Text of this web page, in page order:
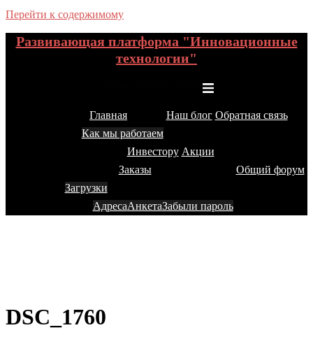
Перейти к содержимому
Развивающая платформа "Инновационные
технологии"
Главная
Как мы работаем
Наш блог Обратная связь
Инвестору Акции
Заказы
Загрузки
АдресаАнкетаЗабыли пароль
Общий форум
DSC_1760